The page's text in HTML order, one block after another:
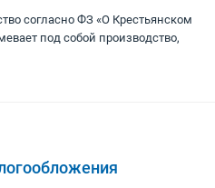
согласно ФЗ «О Крестьянском
под собой производство,